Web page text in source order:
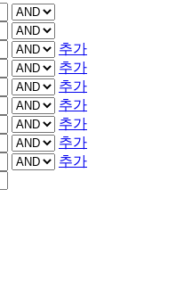
추가
추가
추가
추가
추가
추가
추가